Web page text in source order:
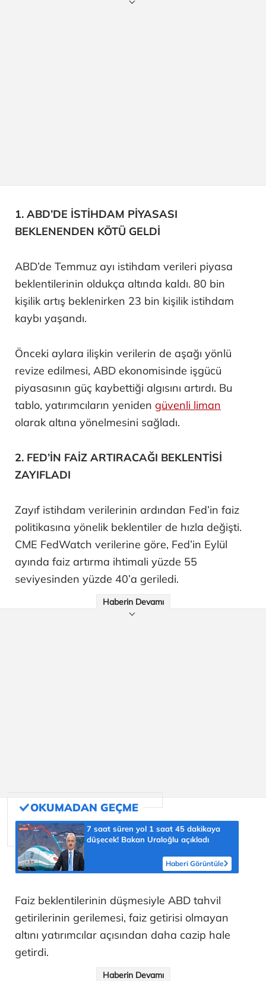
1. ABD’DE İSTİHDAM PİYASASI
BEKLENENDEN KÖTÜ GELDİ
ABD’de Temmuz ayı istihdam verileri piyasa
beklentilerinin oldukça altında kaldı. 80 bin
kişilik artış beklenirken 23 bin kişilik istihdam
kaybı yaşandı.
Önceki aylara ilişkin verilerin de aşağı yönlü
revize edilmesi, ABD ekonomisinde işgücü
piyasasının güç kaybettiği algısını artırdı. Bu
tablo, yatırımcıların yeniden güvenli liman
olarak altına yönelmesini sağladı.
2. FED’İN FAİZ ARTIRACAĞI BEKLENTİSİ
ZAYIFLADI
Zayıf istihdam verilerinin ardından Fed’in faiz
politikasına yönelik beklentiler de hızla değişti.
CME FedWatch verilerine göre, Fed’in Eylül
ayında faiz artırma ihtimali yüzde 55
seviyesinden yüzde 40’a geriledi.
Haberin Devamı
7 saat süren yol 1 saat 45 dakikaya
düşecek! Bakan Uraloğlu açıkladı
Haberi Görüntüle
Faiz beklentilerinin düşmesiyle ABD tahvil
getirilerinin gerilemesi, faiz getirisi olmayan
altını yatırımcılar açısından daha cazip hale
getirdi.
Haberin Devamı